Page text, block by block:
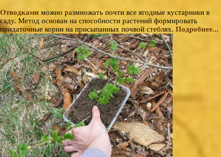
Отводками можно размножать почти все ягодные кустарники в
саду. Метод основан на способности растений формировать
придаточные корни на присыпанных почвой стеблях. Подробнее...